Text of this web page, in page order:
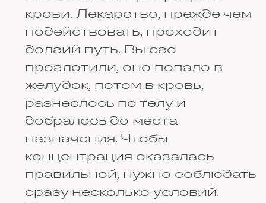
давая им подействовать.
В печени. Печень
перерабатывает большинство
лекарств. Но некоторые
лекарства, например
антибиотики или снотворные,
могут заставлять печень
работать быстрее или,
наоборот, тормозить её. В
результате другие препараты
либо распадаются слишком
быстро и не успевают помочь,
либо копятся в теле и
начинают вредить.